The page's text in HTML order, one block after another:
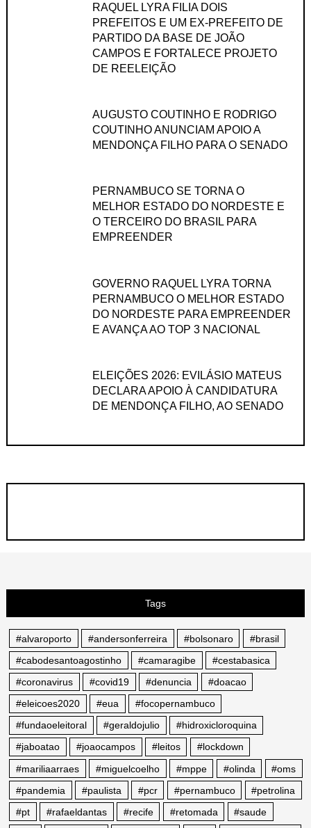
RAQUEL LYRA FILIA DOIS
PREFEITOS E UM EX-PREFEITO DE
PARTIDO DA BASE DE JOÃO
CAMPOS E FORTALECE PROJETO
DE REELEIÇÃO
AUGUSTO COUTINHO E RODRIGO
COUTINHO ANUNCIAM APOIO A
MENDONÇA FILHO PARA O SENADO
PERNAMBUCO SE TORNA O
MELHOR ESTADO DO NORDESTE E
O TERCEIRO DO BRASIL PARA
EMPREENDER
GOVERNO RAQUEL LYRA TORNA
PERNAMBUCO O MELHOR ESTADO
DO NORDESTE PARA EMPREENDER
E AVANÇA AO TOP 3 NACIONAL
ELEIÇÕES 2026: EVILÁSIO MATEUS
DECLARA APOIO À CANDIDATURA
DE MENDONÇA FILHO, AO SENADO
Tags
#alvaroporto #andersonferreira #bolsonaro
#brasil
#cabodesantoagostinho
#camaragibe
#cestabasica
#coronavirus
#covid19 #denuncia
#doacao
#eleicoes2020
#eua
#focopernambuco
#fundaoeleitoral
#geraldojulio
#hidroxicloroquina
#jaboatao
#joaocampos #leitos
#lockdown
#mariliaarraes
#miguelcoelho #mppe #olinda
#oms
#pandemia
#paulista #pcr #pernambuco
#petrolina
#pt
#rafaeldantas #recife #retomada
#saude